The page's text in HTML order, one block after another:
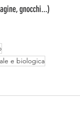
gnocchi...)
e biologica